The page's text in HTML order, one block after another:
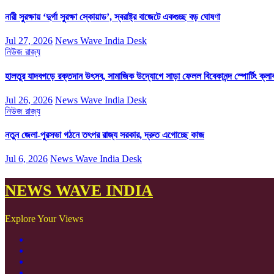
নারী সুরক্ষায় ‘দুর্গা সুরক্ষা স্কোয়াড’, স্বরাষ্ট্র বাজেটে একগুচ্ছ বড় ঘোষণা
Jul 27, 2026 News Wave India Desk
নিউজ রাজ্য
হালতুর যাদবগড়ে রক্তদান উৎসব, সামাজিক উদ্যোগে সাড়া ফেলল বিবেকানন্দ স্পোর্টিং
Jul 26, 2026 News Wave India Desk
নিউজ রাজ্য
নতুন জেলা-পুরসভা গঠনে তৎপর রাজ্য সরকার, দ্রুত এগোচ্ছে কাজ
Jul 6, 2026 News Wave India Desk
NEWS WAVE INDIA
Explore Your Views